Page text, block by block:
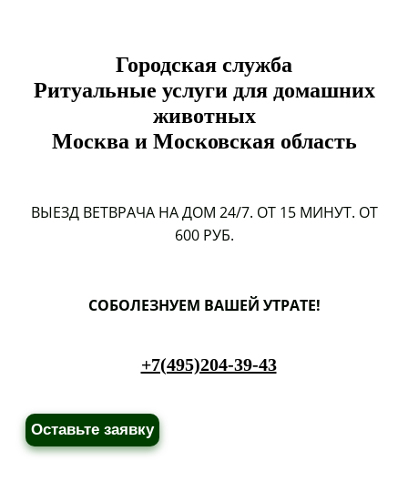
Городская служба
Ритуальные услуги для домашних
животных
Москва и Московская область
ВЫЕЗД ВЕТВРАЧА НА ДОМ 24/7. ОТ 15 МИНУТ. ОТ
600 РУБ.
СОБОЛЕЗНУЕМ ВАШЕЙ УТРАТЕ!
+7(495)204-39-43
Оставьте заявку